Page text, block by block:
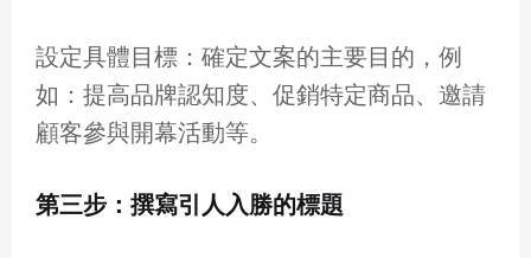
設定具體目標：確定文案的主要目的，例
如：提高品牌認知度、促銷特定商品、邀請
顧客參與開幕活動等。
第三步：撰寫引人入勝的標題